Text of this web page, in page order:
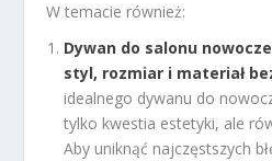
W temacie również:
Dywan do salonu
styl, rozmiar i materiał
idealnego dywanu do
tylko kwestia estetyki, ale
Aby uniknąć najczęstszych